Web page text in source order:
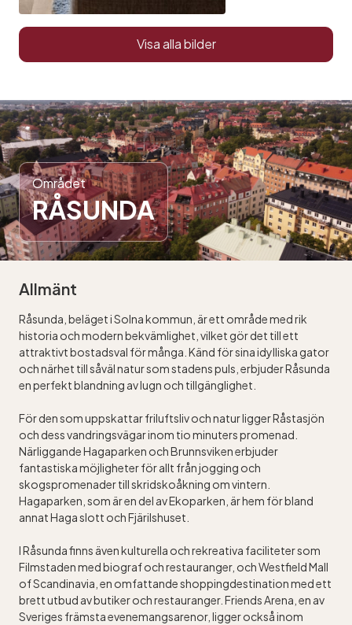
Visa alla bilder
Området
RÅSUNDA
Allmänt
Råsunda, beläget i Solna kommun, är ett område med rik
historia och modern bekvämlighet, vilket gör det till ett
attraktivt bostadsval för många. Känd för sina idylliska gator
och närhet till såväl natur som stadens puls, erbjuder Råsunda
en perfekt blandning av lugn och tillgänglighet.
För den som uppskattar friluftsliv och natur ligger Råstasjön
och dess vandringsvägar inom tio minuters promenad.
Närliggande Hagaparken och Brunnsviken erbjuder
fantastiska möjligheter för allt från jogging och
skogspromenader till skridskoåkning om vintern.
Hagaparken, som är en del av Ekoparken, är hem för bland
annat Haga slott och Fjärilshuset.
I Råsunda finns även kulturella och rekreativa faciliteter som
Filmstaden med biograf och restauranger, och Westfield Mall
of Scandinavia, en omfattande shoppingdestination med ett
brett utbud av butiker och restauranger. Friends Arena, en av
Sveriges främsta evenemangsarenor, ligger också inom